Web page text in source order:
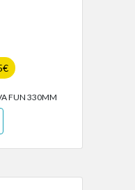
FUN 330MM